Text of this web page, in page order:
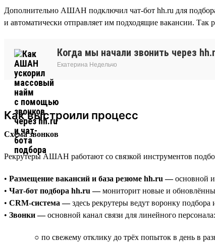
Дополнительно АШАН подключил чат-бот hh.ru для
и автоматически отправляет им подходящие вакансии. Так
Когда мы начали звонить через
Екатерина Недельчо
Как выстроили процесс
Схема звонков
Рекрутеры АШАН работают со связкой инструментов
• Размещение вакансий и база резюме hh.ru —основной
• Чат-бот подбора hh.ru —мониторит новые и
• CRM-система —здесь рекрутеры ведут воронку
• Звонки —основной канал связи для линейного персонала:
○ по свежему отклику до трёх попыток в день в